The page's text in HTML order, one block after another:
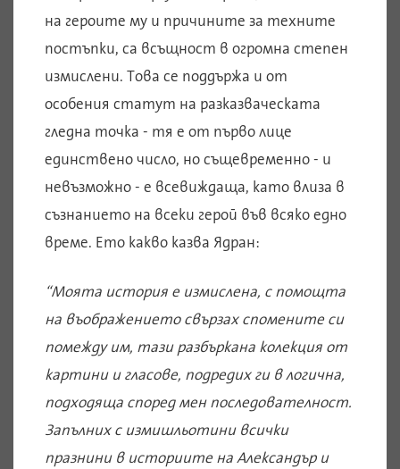
на героите му и причините за техните
постъпки, са всъщност в огромна степен
измислени. Това се поддържа и от
особения статут на разказваческата
гледна точка - тя е от първо лице
единствено число, но същевременно - и
невъзможно - е всевиждаща, като влиза в
съзнанието на всеки герой във всяко едно
време. Ето какво казва Ядран:
“Моята история е измислена, с помощта
на въображението свързах спомените си
помежду им, тази разбъркана колекция от
картини и гласове, подредих ги в логична,
подходяща според мен последователност.
Запълних с измишльотини всички
празнини в историите на Александър и